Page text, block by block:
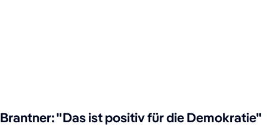
Brantner: "Das ist positiv für die Demokratie"